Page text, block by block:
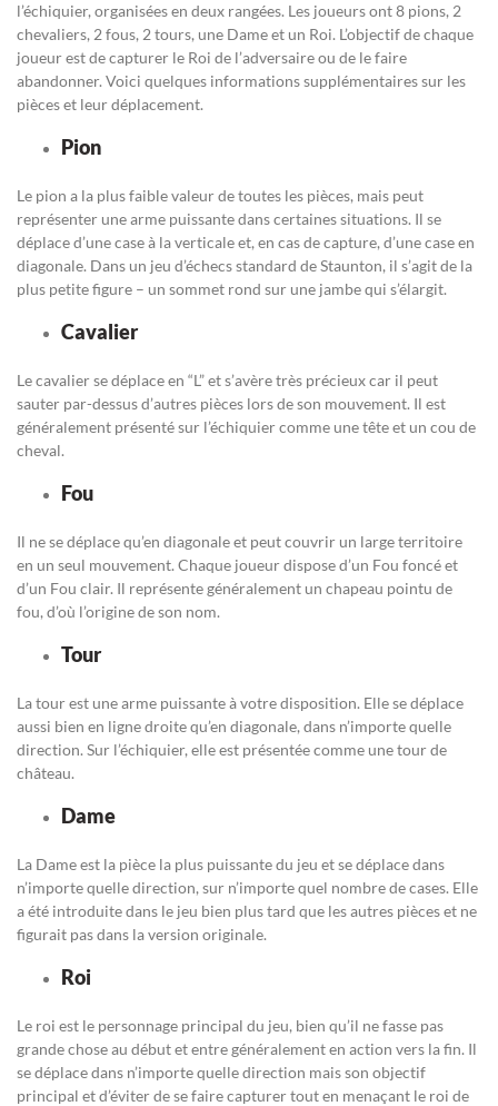
l’échiquier, organisées en deux rangées. Les joueurs ont 8 pions, 2
chevaliers, 2 fous, 2 tours, une Dame et un Roi. L’objectif de chaque
joueur est de capturer le Roi de l’adversaire ou de le faire
abandonner. Voici quelques informations supplémentaires sur les
pièces et leur déplacement.
Pion
Le pion a la plus faible valeur de toutes les pièces, mais peut
représenter une arme puissante dans certaines situations. Il se
déplace d’une case à la verticale et, en cas de capture, d’une case en
diagonale. Dans un jeu d’échecs standard de Staunton, il s’agit de la
plus petite figure – un sommet rond sur une jambe qui s’élargit.
Cavalier
Le cavalier se déplace en “L” et s’avère très précieux car il peut
sauter par-dessus d’autres pièces lors de son mouvement. Il est
généralement présenté sur l’échiquier comme une tête et un cou de
cheval.
Fou
Il ne se déplace qu’en diagonale et peut couvrir un large territoire
en un seul mouvement. Chaque joueur dispose d’un Fou foncé et
d’un Fou clair. Il représente généralement un chapeau pointu de
fou, d’où l’origine de son nom.
Tour
La tour est une arme puissante à votre disposition. Elle se déplace
aussi bien en ligne droite qu’en diagonale, dans n’importe quelle
direction. Sur l’échiquier, elle est présentée comme une tour de
château.
Dame
La Dame est la pièce la plus puissante du jeu et se déplace dans
n’importe quelle direction, sur n’importe quel nombre de cases. Elle
a été introduite dans le jeu bien plus tard que les autres pièces et ne
figurait pas dans la version originale.
Roi
Le roi est le personnage principal du jeu, bien qu’il ne fasse pas
grande chose au début et entre généralement en action vers la fin. Il
se déplace dans n’importe quelle direction mais son objectif
principal et d’éviter de se faire capturer tout en menaçant le roi de